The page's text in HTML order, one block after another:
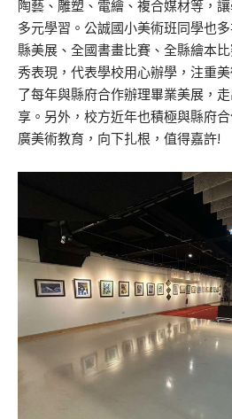
陶藝、雕塑、電繪、複合媒材等，
多元學習。公誠國小美術班同學也
縣美展、全國書畫比賽、全縣繪本
秀表現，代表學校用心辦學，注重
了每年與縣府合作辦理畢業美展，
享。另外，校方近年也積極與縣府
廣美術教育，向下扎根，值得嘉許!